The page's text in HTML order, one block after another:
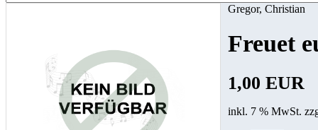
Gregor, Christian
Freuet
1,00 EUR
inkl. 7 % MwSt.